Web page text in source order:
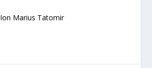
Ion Marius Tatomir